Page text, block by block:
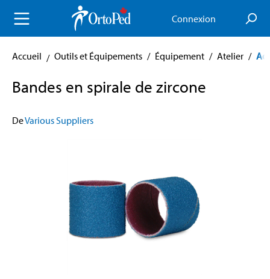
principal Connexion
Accueil Outils et Équipements / Équipement / Atelier /
Bandes en spirale de zircone
DeVarious Suppliers